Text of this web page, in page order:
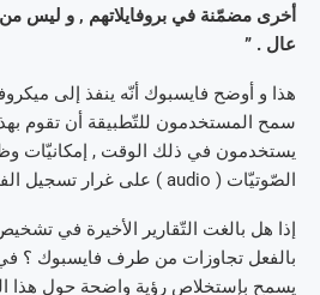
أخرى مضمّنة في بروفايلاتهم , و ليس
عال . ”
هذا و أوضح فايسبوك أنّه ينفذ إلى
سمح المستخدمون للتّطبيقة أن تقوم بهذا
يستخدمون في ذلك الوقت , إمكانيّات
الصّوتيّات ( audio ) على غرار تسجيل الفيديو , مثلا .
إذا هل بالغت التّقارير الأخيرة في
بالفعل تجاوزات من طرف فايسبوك ؟ في
يسمح بإستخلاص رؤية واضحة حول هذا